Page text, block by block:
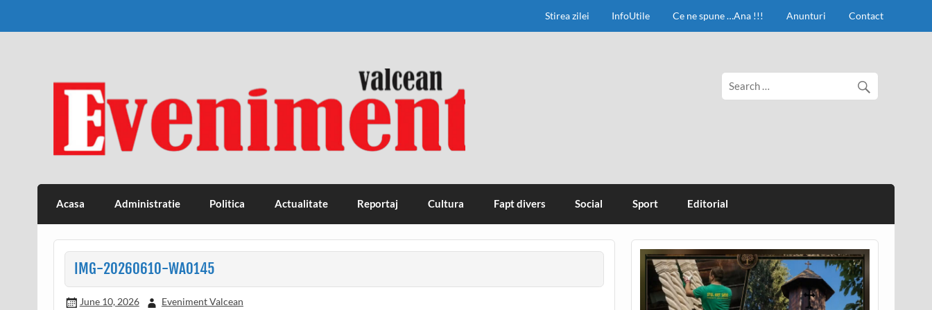
Stirea zilei InfoUtile Ce ne spune …Ana !!! Anunturi Contact
Eveniment Valcean
Acasa Administratie Politica Actualitate Reportaj Cultura Fapt divers Social Sport Editorial
IMG-20260610-WA0145
June 10, 2026 Eveniment Valcean